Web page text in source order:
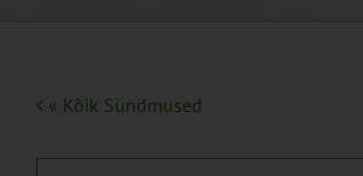
« Kõik Sündmused